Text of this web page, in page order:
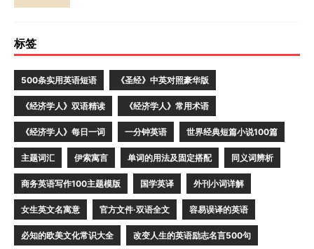
标签
500条实用英语短语 《圣经》中英对照豪华版
《经济学人》双语精读 《经济学人》常用术语
《经济学人》每日一词 一分钟英语 世界经典短篇小说100篇
主题词汇 伊索寓言 单词的用法及固定搭配 同义词辨析
商务英语写作100主题模版 国学英译 外刊小词详解
女生英文名寓意 官方文件·双语全文 容易误译的英语
必知的欧美文化常识大全 改变人生的英语励志名言500句